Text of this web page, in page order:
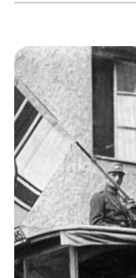
faschistische Teil
mit